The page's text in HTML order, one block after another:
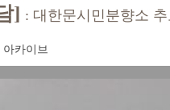
] : 대한문시민분향소
아카이브